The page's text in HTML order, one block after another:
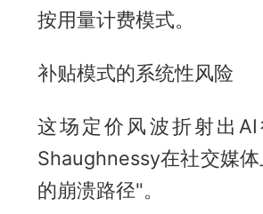
按用量计费模式。
补贴模式的系统性风险
这场定价风波折射出
Shaughnessy在社交媒
的崩溃路径"。